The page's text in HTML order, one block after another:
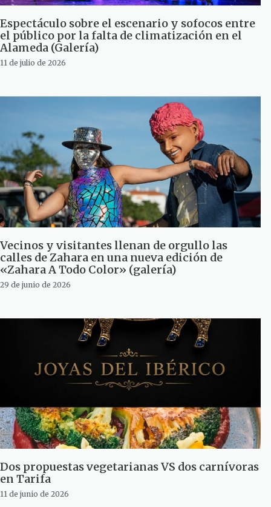
Espectáculo sobre el escenario y sofocos entre
el público por la falta de climatización en el
Alameda (Galería)
11 de julio de 2026
Vecinos y visitantes llenan de orgullo las
calles de Zahara en una nueva edición de
«Zahara A Todo Color» (galería)
29 de junio de 2026
Dos propuestas vegetarianas VS dos carnívoras
en Tarifa
11 de junio de 2026